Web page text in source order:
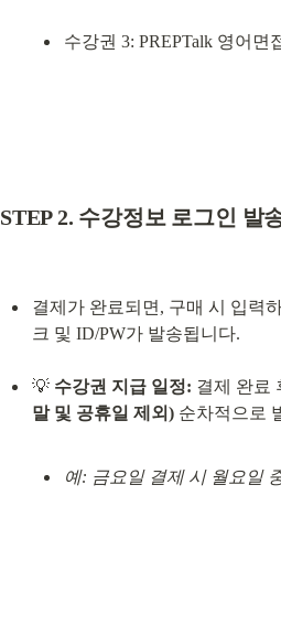
수강권 3: PREPTalk 영어면
STEP 2. 수강정보 로그인 발
결제가 완료되면, 구매 시 입력
크 및 ID/PW가 발송됩니다.
💡 수강권 지급 일정: 결제 완료
말 및 공휴일 제외)
예: 금요일 결제 시 월요일